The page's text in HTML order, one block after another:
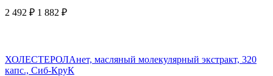
2 492 ₽ 1 882 ₽
ХОЛЕСТЕРОЛАнет, масляный молекулярный экстракт, 320
капс., Сиб-КруК